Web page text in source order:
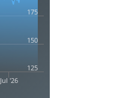
Jul '26
150
125
175